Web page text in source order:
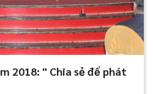
2018: " Chia sẻ để phát